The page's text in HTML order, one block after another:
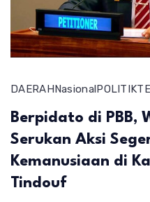
DAERAHNasionalPOLITIK
Berpidato di PBB,
Serukan Aksi
Kemanusiaan di
Tindouf